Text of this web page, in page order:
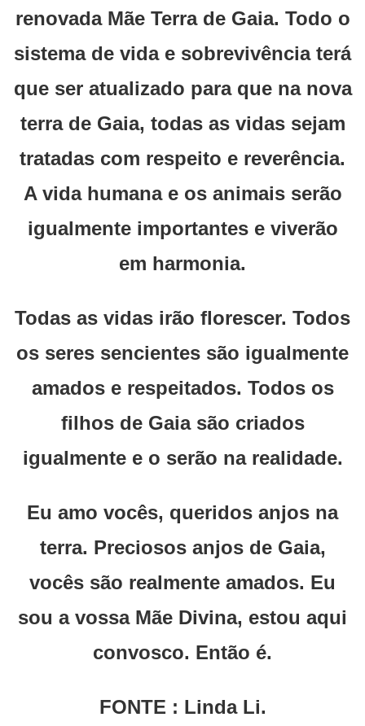
renovada Mãe Terra de Gaia. Todo o
sistema de vida e sobrevivência terá
que ser atualizado para que na nova
terra de Gaia, todas as vidas sejam
tratadas com respeito e reverência.
A vida humana e os animais serão
igualmente importantes e viverão
em harmonia.
Todas as vidas irão florescer. Todos
os seres sencientes são igualmente
amados e respeitados. Todos os
filhos de Gaia são criados
igualmente e o serão na realidade.
Eu amo vocês, queridos anjos na
terra. Preciosos anjos de Gaia,
vocês são realmente amados. Eu
sou a vossa Mãe Divina, estou aqui
convosco. Então é.
FONTE : Linda Li.